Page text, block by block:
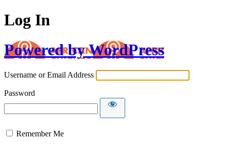
Log In
Powered by WordPress
Username or Email Address
Password
Remember Me